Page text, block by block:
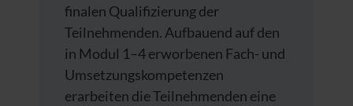
finalen Qualifizierung der
Teilnehmenden. Aufbauend auf den
in Modul 1–4 erworbenen Fach- und
Umsetzungskompetenzen
erarbeiten die Teilnehmenden eine